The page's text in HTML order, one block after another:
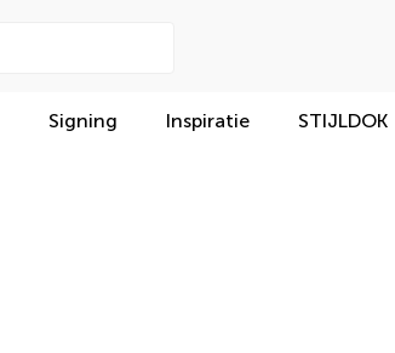
Signing Inspiratie STIJLDOK